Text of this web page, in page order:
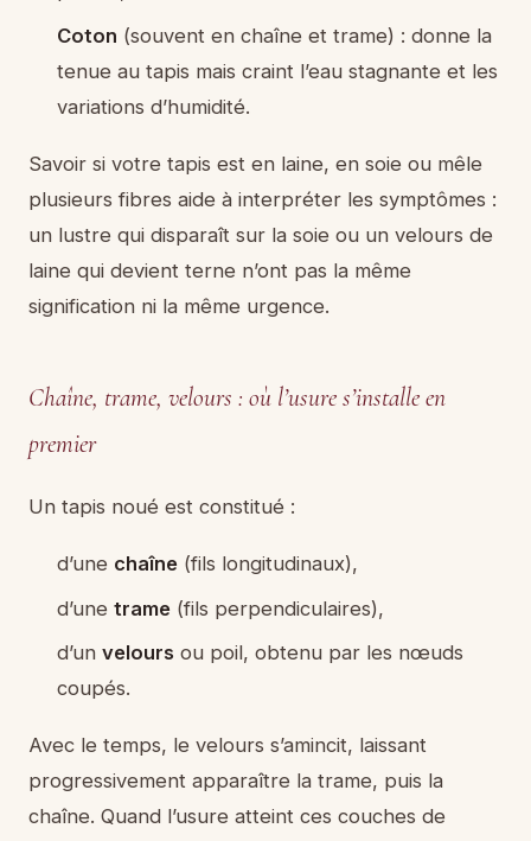
Coton (souvent en chaîne et trame) : donne la
tenue au tapis mais craint l’eau stagnante et les
variations d’humidité.
Savoir si votre tapis est en laine, en soie ou mêle
plusieurs fibres aide à interpréter les symptômes :
un lustre qui disparaît sur la soie ou un velours de
laine qui devient terne n’ont pas la même
signification ni la même urgence.
Chaîne, trame, velours : où l’usure s’installe en
premier
Un tapis noué est constitué :
d’une chaîne(fils longitudinaux),
d’une trame(fils perpendiculaires),
d’un velours ou poil, obtenu par les nœuds
coupés.
Avec le temps, le velours s’amincit, laissant
progressivement apparaître la trame, puis la
chaîne. Quand l’usure atteint ces couches de